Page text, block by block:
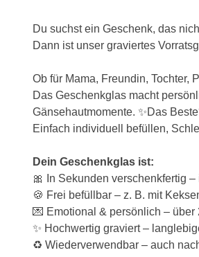
Du suchst ein Geschenk, das
Dann ist unser graviertes
Ob für Mama, Freundin, Tochter,
Das Geschenkglas macht
Gänsehautmomente. ✨Das
Einfach individuell befüllen,
Dein Geschenkglas ist:
🎀 In Sekunden verschenkfertig
🍪 Frei befüllbar – z. B. mit
💌 Emotional & persönlich –
✨ Hochwertig graviert –
♻️ Wiederverwendbar – auch